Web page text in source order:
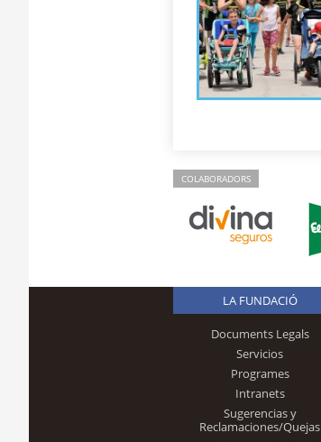
COLABORADORS
LA FUNDACIÓ
Documents Legals
Servicios
Programes
Intranets
Sugerencias y
Reclamaciones/Quejas